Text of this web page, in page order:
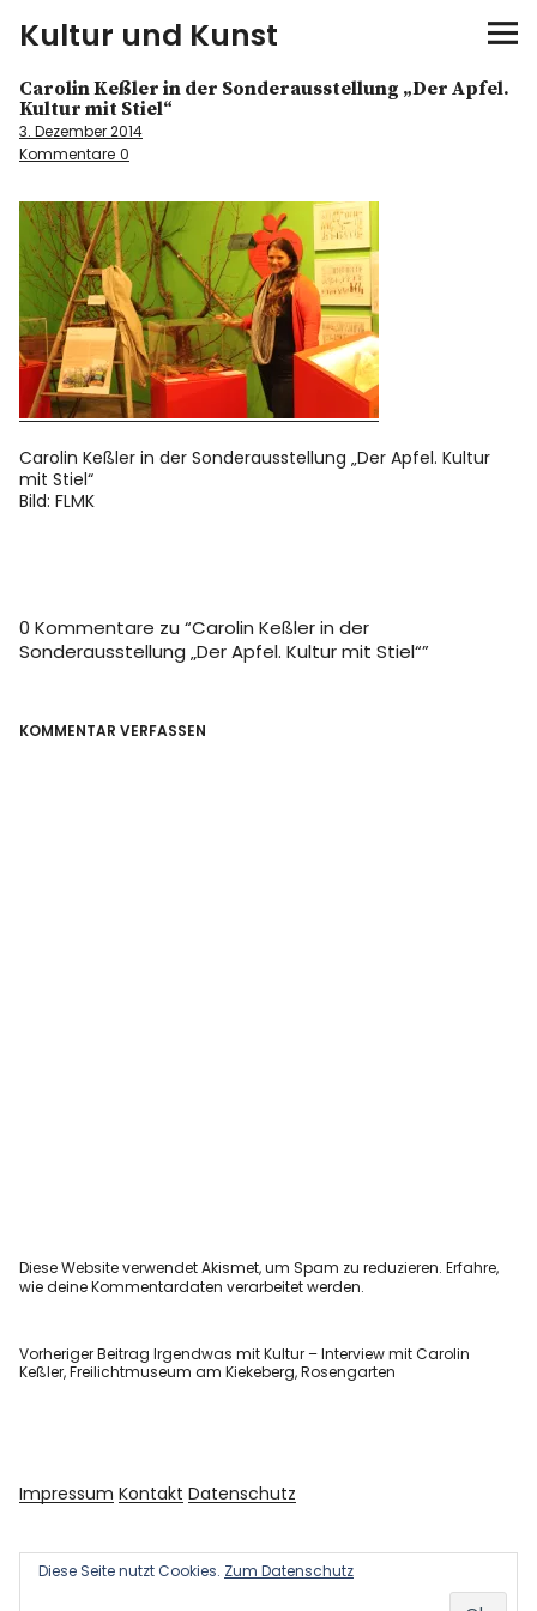
Kultur und Kunst
kultur & kunst
Ausstellungen
Spiele
Konzerte
Museen bei…
Bloggerreisen
Über mich
Carolin Keßler in der Sonderausstellung „Der Apfel.
Kultur mit Stiel“
3. Dezember 2014
Kommentare 0
Carolin Keßler in der Sonderausstellung „Der Apfel. Kultur
mit Stiel“
Bild: FLMK
0 Kommentare zu “Carolin Keßler in der
Sonderausstellung „Der Apfel. Kultur mit Stiel“”
KOMMENTAR VERFASSEN
Diese Website verwendet Akismet, um Spam zu reduzieren.Erfahre,
wie deine Kommentardaten verarbeitet werden.
Vorheriger Beitrag Irgendwas mit Kultur – Interview mit Carolin
Keßler, Freilichtmuseum am Kiekeberg, Rosengarten
Impressum Kontakt Datenschutz
Diese Seite nutzt Cookies. Zum Datenschutz